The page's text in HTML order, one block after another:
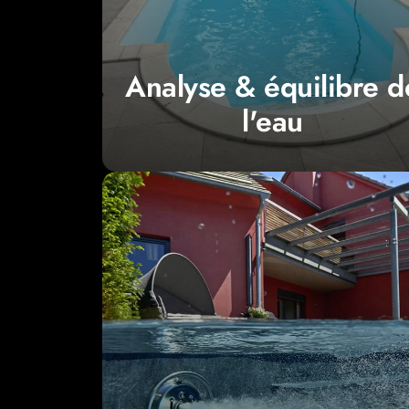
Analyse & équilibre
l'eau
Analyse & équilibre de
l'eau
Vérification régulière desparamètres
Chocs chlorés, anti-algues, traitement de
l'eau verte,analyse complèteen cas de
déséquilibre : nous adaptons chaque
intervention à l'état réel de votre bassin et
au type de piscine(béton, polyester ou
liner).